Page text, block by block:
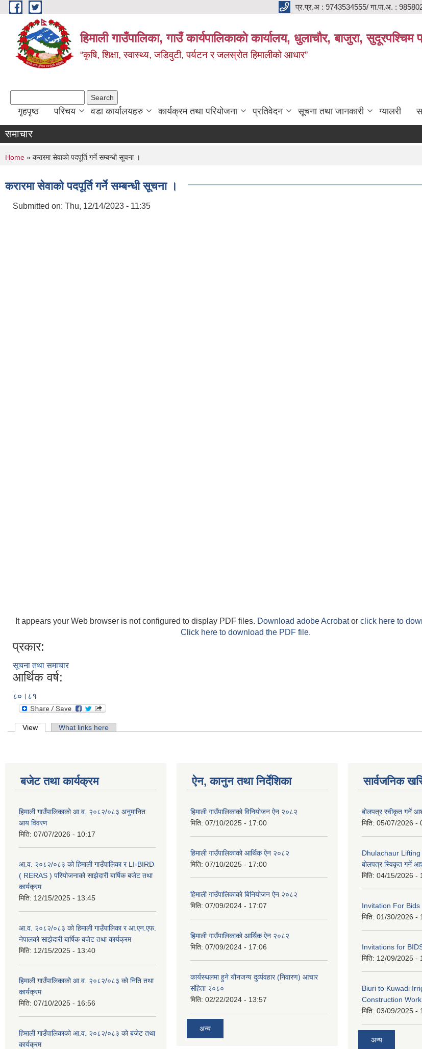
Skip to main content प्र.प्र.अ : 9743534555/ गा.पा.अ. :
हिमाली गाउँपालिका, गाउँ कार्यपालिकाकाे कार्यालय, धुलाचौर, बाजुरा,
“कृषि, शिक्षा, स्वास्थ्य, जडिवुटी, पर्यटन र जलस्रोत हिमालीको आधार”
गृहपृष्ठ परिचय वडा कार्यालयहरु कार्यक्रम तथा परियोजना प्रतिवेदन सूचना तथा जानकारी ग्यालरी
समाचार
You are here
Home » करारमा सेवाको पदपूर्ति गर्ने सम्बन्धी सूचना ।
करारमा सेवाको पदपूर्ति गर्ने सम्बन्धी सूचना ।
Submitted on: Thu, 12/14/2023 - 11:35
It appears your Web browser is not configured to display PDF files. Download adobe Acrobator click here to
Click here to download the PDF file.
प्रकार:
सूचना तथा समाचार
आर्थिक वर्ष:
८०।८१
Primary tabs
View (active tab)What links here
बजेट तथा कार्यक्रम
हिमाली गाउँपालिकाको आ.व. २०८२/०८३ अनुमानित
आय विवरण
मिति: 07/07/2026 - 10:17
आ.व. २०८२/०८३ को हिमाली गाउँपालिका र LI-BIRD
( RERAS ) परियोजनाको साझेदारी बार्षिक बजेट तथा
कार्यक्रम
मिति: 12/15/2025 - 13:45
आ.व. २०८२/०८३ को हिमाली गाउँपालिका र आ.एन.एफ.
नेपालको साझेदारी बार्षिक बजेट तथा कार्यक्रम
मिति: 12/15/2025 - 13:40
हिमाली गाउँपालिकाको आ.व. २०८२/०८३ को निति तथा
कार्यक्रम
मिति: 07/10/2025 - 16:56
हिमाली गाउँपालिकाको आ.व. २०८२/०८३ को बजेट तथा
कार्यक्रम
ऐन, कानुन तथा निर्देशिका
हिमाली गाउँपालिकाको विनियोजन ऐन २०८२
मिति: 07/10/2025 - 17:00
हिमाली गाउँपालिकाको आर्थिक ऐन २०८२
मिति: 07/10/2025 - 17:00
हिमाली गाउँपालिकाकाे बिनियोजन ऐन २०८२
मिति: 07/09/2024 - 17:07
हिमाली गाउँपालिकाकाे आर्थिक ऐन २०८२
मिति: 07/09/2024 - 17:06
कार्यस्थलमा हुने यौनजन्य दुर्व्यवहार (निवारण) आचार
संहिता २०८०
मिति: 02/22/2024 - 13:57
अन्य
सार्वजनिक
बोलपत्र स्वीकृत गर्ने
मिति: 05/07/2026 -
Dhulachaur
बोलपत्र स्विकृत गर्ने
मिति: 04/15/2026 -
Invitation For Bids
मिति: 01/30/2026 -
Invitations for
मिति: 12/09/2025 -
Biuri to Kuwadi
Construction Work
मिति: 03/09/2025 -
अन्य